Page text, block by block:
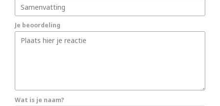
Je beoordeling
Wat is je naam?